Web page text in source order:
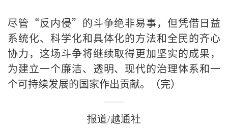
尽管“反内侵”的斗争绝非易事，但凭借日益
系统化、科学化和具体化的方法和全民的齐心
协力，这场斗争将继续取得更加坚实的成果，
为建立一个廉洁、透明、现代的治理体系和一
个可持续发展的国家作出贡献。（完）
报道/越通社